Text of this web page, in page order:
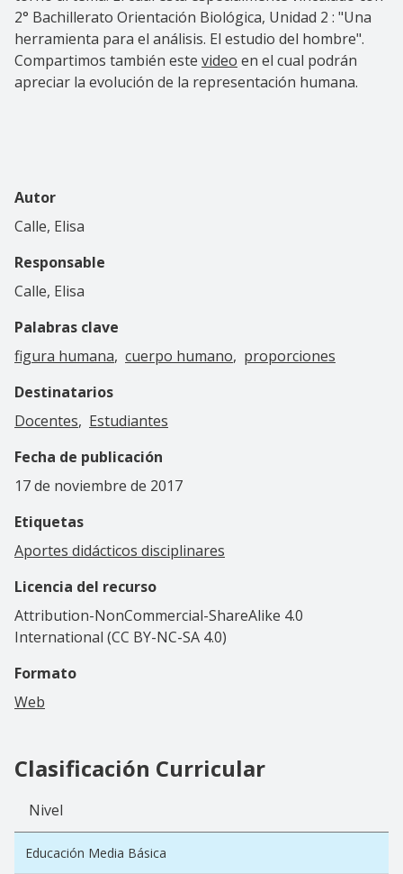
2° Bachillerato Orientación Biológica, Unidad 2 : "Una
herramienta para el análisis. El estudio del hombre".
Compartimos también este video en el cual podrán
apreciar la evolución de la representación humana.
Autor
Calle, Elisa
Responsable
Calle, Elisa
Palabras clave
figura humana cuerpo humano
proporciones
Destinatarios
Docentes
Estudiantes
Fecha de publicación
17 de noviembre de 2017
Etiquetas
Aportes didácticos disciplinares
Licencia del recurso
Attribution-NonCommercial-ShareAlike 4.0
International (CC BY-NC-SA 4.0)
Formato
Web
Clasificación Curricular
Nivel
Educación Media Básica